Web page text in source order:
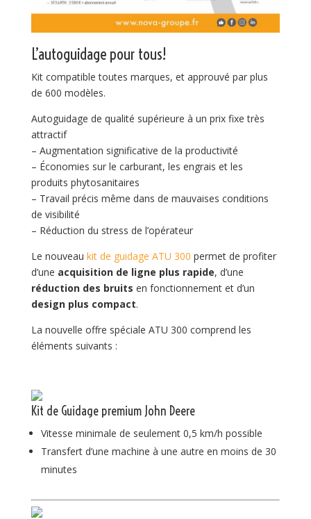
L’autoguidage pour tous!
Kit compatible toutes marques, et approuvé par plus
de 600 modèles.
Autoguidage de qualité supérieure à un prix fixe très
attractif
– Augmentation significative de la productivité
– Économies sur le carburant, les engrais et les
produits phytosanitaires
– Travail précis même dans de mauvaises conditions
de visibilité
– Réduction du stress de l’opérateur
Le nouveau kit de guidage ATU 300 permet de profiter
d’une acquisition de ligne plus rapide, d’une
réduction des bruits en fonctionnement et d’un
design plus compact.
La nouvelle offre spéciale ATU 300 comprend les
éléments suivants :
Kit de Guidage premium John Deere
Vitesse minimale de seulement 0,5 km/h possible
Transfert d’une machine à une autre en moins de 30
minutes